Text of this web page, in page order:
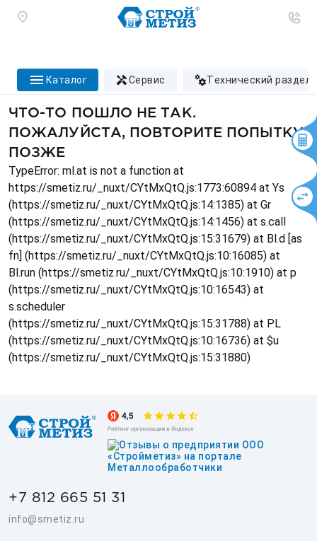
каталог сервис технический раздел
ЧТО-ТО ПОШЛО НЕ ТАК.
ПОЖАЛУЙСТА, ПОВТОРИТЕ ПОПЫТКУ
ПОЗЖЕ
TypeError: ml.at is not a function at
https://smetiz.ru/_nuxt/CYtMxQtQ.js:1773:60894 at Ys
(https://smetiz.ru/_nuxt/CYtMxQtQ.js:14:1385) at Gr
(https://smetiz.ru/_nuxt/CYtMxQtQ.js:14:1456) at s.call
(https://smetiz.ru/_nuxt/CYtMxQtQ.js:15:31679) at Bl.d [as
fn] (https://smetiz.ru/_nuxt/CYtMxQtQ.js:10:16085) at
Bl.run (https://smetiz.ru/_nuxt/CYtMxQtQ.js:10:1910) at p
(https://smetiz.ru/_nuxt/CYtMxQtQ.js:10:16543) at
s.scheduler
(https://smetiz.ru/_nuxt/CYtMxQtQ.js:15:31788) at PL
(https://smetiz.ru/_nuxt/CYtMxQtQ.js:10:16736) at $u
(https://smetiz.ru/_nuxt/CYtMxQtQ.js:15:31880)
+7 812 665 51 31
info@smetiz.ru